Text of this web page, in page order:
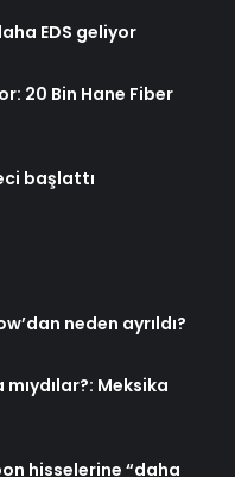
EDS geliyor
20 Bin Hane Fiber
başlattı
neden ayrıldı?
Meksika
hisselerine “daha